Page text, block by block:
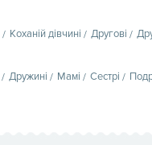
Коханій дівчині Другові
Дружині Мамі Сестрі